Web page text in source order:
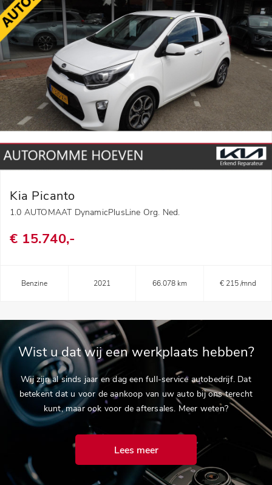
Kia Picanto
1.0 AUTOMAAT DynamicPlusLine Org. Ned.
€ 15.740,-
Benzine 2021 66.078 km € 215 /mnd
Wist u dat wij een werkplaats hebben?
Wij zijn al sinds jaar en dag een full-service autobedrijf. Dat
betekent dat u voor de aankoop van uw auto bij ons terecht
kunt, maar ook voor de aftersales. Meer weten?
Lees meer